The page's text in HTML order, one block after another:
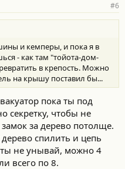
#6
и кемперы, и пока я в
- как там "тойота-дом-
в крепость. Можно
на крышу поставил бы...
пока ты под
секретку, чтобы не
за дерево потолще.
дерево спилить и цепь
не унывай, можно 4
всего по 8.